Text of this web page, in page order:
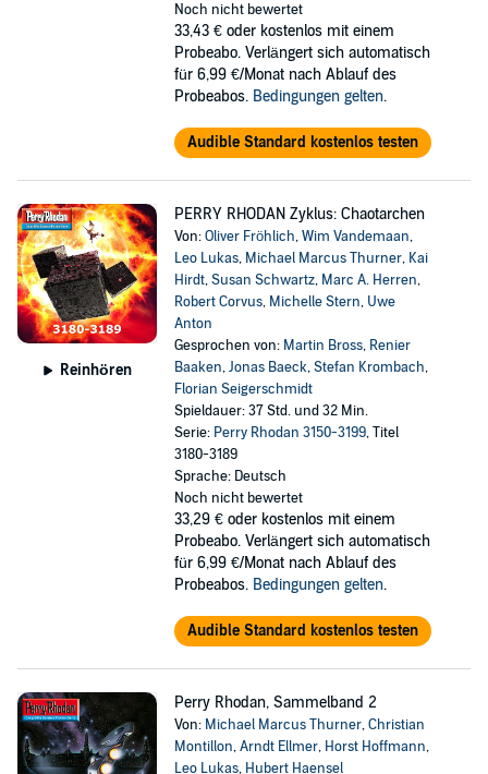
Noch nicht bewertet
33,43 € oder kostenlos mit einem
Probeabo. Verlängert sich automatisch
für 6,99 €/Monat nach Ablauf des
Probeabos. Bedingungen gelten.
Audible Standard kostenlos testen
Reinhören
PERRY RHODAN Zyklus: Chaotarchen
Von:Oliver Fröhlich,Wim Vandemaan,
Leo Lukas, Michael Marcus Thurner, Kai
Hirdt,Susan Schwartz, Marc A. Herren,
Robert Corvus, Michelle Stern, Uwe
Anton
Gesprochen von: Martin Bross, Renier
Baaken,Jonas Baeck,Stefan Krombach,
Florian Seigerschmidt
Spieldauer: 37 Std. und 32 Min.
Serie: Perry Rhodan 3150-3199, Titel
3180-3189
Sprache: Deutsch
Noch nicht bewertet
33,29 € oder kostenlos mit einem
Probeabo. Verlängert sich automatisch
für 6,99 €/Monat nach Ablauf des
Probeabos. Bedingungen gelten.
Audible Standard kostenlos testen
Perry Rhodan, Sammelband 2
Von: Michael Marcus Thurner,Christian
Montillon,Arndt Ellmer, Horst Hoffmann,
Leo Lukas, Hubert Haensel